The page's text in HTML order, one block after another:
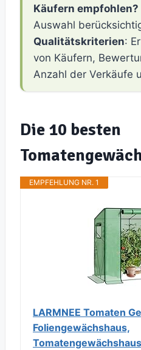
Käufern empfohlen?
Auswahl
Qualitätskriterien:
von Käufern,
Anzahl der Verkäufe
Die 10 besten
EMPFEHLUNG NR. 1
LARMNEE Tomaten
Foliengewächshaus,